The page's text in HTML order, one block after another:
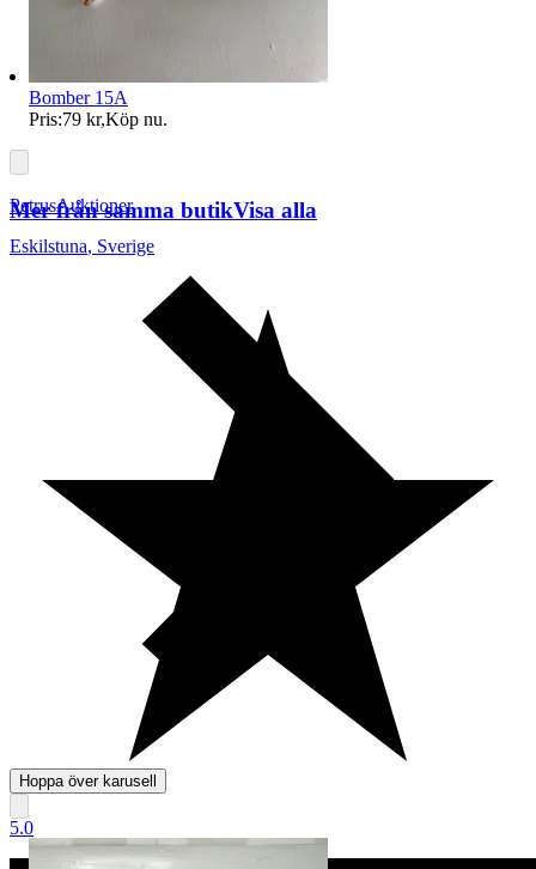
PetrusAuktioner
Eskilstuna, Sverige
5.0
Bomber 15A
Pris:79 kr,Köp nu.
Mer från samma butikVisa alla
Hoppa över karusell